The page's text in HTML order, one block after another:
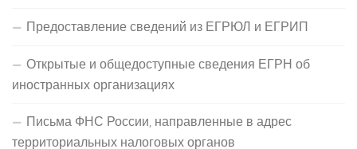
Предоставление сведений из ЕГРЮЛ и ЕГРИП
Открытые и общедоступные сведения ЕГРН об
иностранных организациях
Письма ФНС России, направленные в адрес
территориальных налоговых органов